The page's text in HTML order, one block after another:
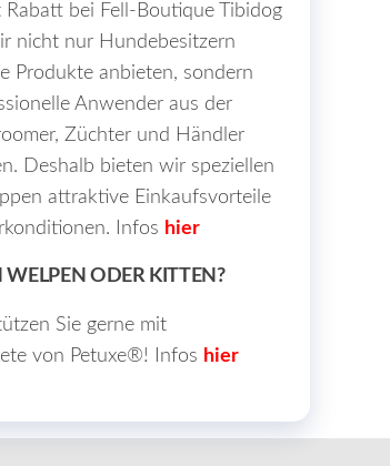
Rabatt bei Fell-Boutique Tibidog
nicht nur Hundebesitzern
Produkte anbieten, sondern
Anwender aus der
Züchter und Händler
Deshalb bieten wir speziellen
attraktive Einkaufsvorteile
Infos hier
WELPEN ODER KITTEN?
Sie gerne mit
von Petuxe®! Infos hier